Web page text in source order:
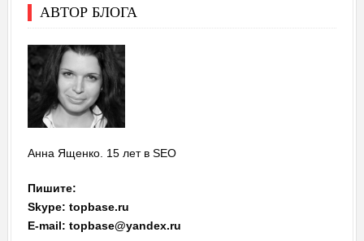
АВТОР БЛОГА
Анна Ященко. 15 лет в SEO
Пишите:
Skype: topbase.ru
E-mail: topbase@yandex.ru